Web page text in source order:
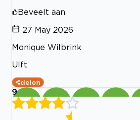
Beveelt aan
27 May 2026
Monique Wilbrink
Ulft
delen
9